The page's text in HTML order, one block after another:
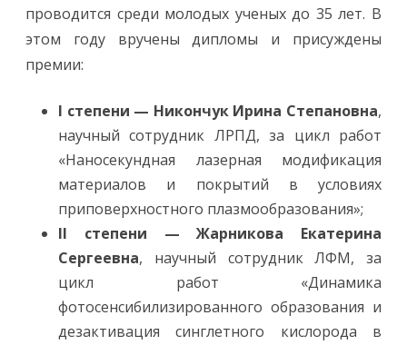
проводится среди молодых ученых до 35 лет. В
этом году вручены дипломы и присуждены
премии:
I степени — Никончук Ирина Степановна,
научный сотрудник ЛРПД, за цикл работ
«Наносекундная лазерная модификация
материалов и покрытий в условиях
приповерхностного плазмообразования»;
II степени — Жарникова Екатерина
Сергеевна, научный сотрудник ЛФМ, за
цикл работ «Динамика
фотосенсибилизированного образования и
дезактивация синглетного кислорода в